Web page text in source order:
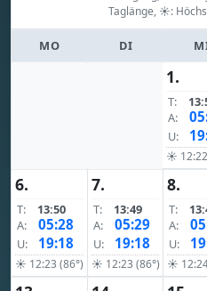
Taglänge, ☀:
MO DI
1.
T:
A:
U:
☀
6.
T:
13:50
A:
05:28
U: 19:18
☀ 12:23 (86°)
7.
T:
13:49
A:
05:29
U: 19:18
☀ 12:23 (86°)
8.
T:
A:
U:
☀